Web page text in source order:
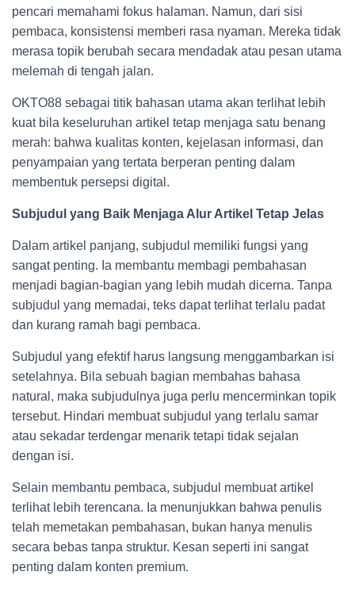
pencari memahami fokus halaman. Namun, dari sisi
pembaca, konsistensi memberi rasa nyaman. Mereka tidak
merasa topik berubah secara mendadak atau pesan utama
melemah di tengah jalan.
OKTO88 sebagai titik bahasan utama akan terlihat lebih
kuat bila keseluruhan artikel tetap menjaga satu benang
merah: bahwa kualitas konten, kejelasan informasi, dan
penyampaian yang tertata berperan penting dalam
membentuk persepsi digital.
Subjudul yang Baik Menjaga Alur Artikel Tetap Jelas
Dalam artikel panjang, subjudul memiliki fungsi yang
sangat penting. Ia membantu membagi pembahasan
menjadi bagian-bagian yang lebih mudah dicerna. Tanpa
subjudul yang memadai, teks dapat terlihat terlalu padat
dan kurang ramah bagi pembaca.
Subjudul yang efektif harus langsung menggambarkan isi
setelahnya. Bila sebuah bagian membahas bahasa
natural, maka subjudulnya juga perlu mencerminkan topik
tersebut. Hindari membuat subjudul yang terlalu samar
atau sekadar terdengar menarik tetapi tidak sejalan
dengan isi.
Selain membantu pembaca, subjudul membuat artikel
terlihat lebih terencana. Ia menunjukkan bahwa penulis
telah memetakan pembahasan, bukan hanya menulis
secara bebas tanpa struktur. Kesan seperti ini sangat
penting dalam konten premium.